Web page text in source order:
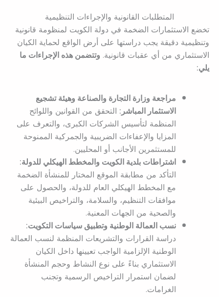
المتطلبات القانونية والإجراءات التنظيمية
تخضع الاستثمارات الضخمة في دولة الكويت لمنظومة قانونية
وتنظيمية دقيقة يجب دراستها على أرض الواقع لحماية الكيان
الاستثماري من أي عقبات قانونية. وتتضمن هذه الإجراءات ما
يلي:
مراجعة وزارة التجارة والصناعة وهيئة تشجيع
الاستثمار المباشر: التحقق من القوانين واللوائح
المنظمة لتأسيس الشركات الكبرى، والتعرف على
المزايا والإعفاءات الضريبية والجمركية الممنوحة
للمستثمرين الأجانب أو المحليين.
اشتراطات بلدية الكويت والمخطط الهيكلي للدولة:
التأكد من مطابقة الموقع المختار للمنشأة الضخمة
مع المخطط الهيكلي العام للدولة، والحصول على
موافقات التنظيم، والسلامة، والتراخيص البيئية
والصحية من الجهات المعنية.
نسب العمالة الوطنية وتطبيق سياسات التكويت:
دراسة القرارات والتشريعات المنظمة لنسب العمالة
الوطنية الإلزامية الواجب تعيينها داخل الكيان
الاستثماري بناءً على نوع النشاط وحجم المنشأة
لضمان استمرار التراخيص الرسمية وتجنب
الغرامات.